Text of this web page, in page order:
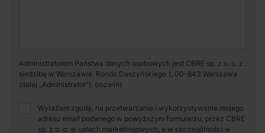
Administratorem Państwa danych osobowych jest CBRE sp. z o. o. z
siedzibą w Warszawie, Rondo Daszyńskiego 1, 00-843 Warszawa
(dalej „Administrator”).
Wyrażam zgodę, na przetwarzanie i wykorzystywanie mojego
adresu email podanego w powyższym formularzu, przez CBRE
sp. z o. o. w celach marketingowych, a w szczególności w